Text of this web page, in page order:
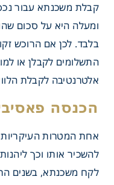
רכישת
קבלת משכנתא עבור
בלבד. לכן אם הרוכש
התשלומים לקבלן או
אלטרנטיבה לקבלת
אחת המטרות העיקריות
להשכיר אותו וכך
לקח משכנתא, בשנים